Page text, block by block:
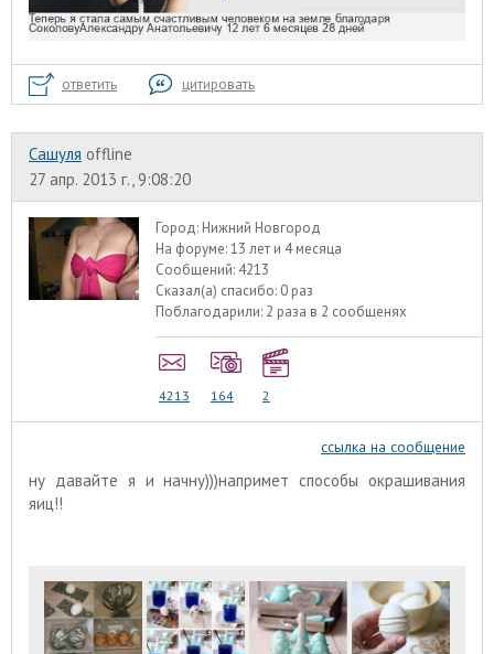
ответить цитировать
Сашуля offline
27 апр. 2013 г., 9:08:20
Город: Нижний Новгород
На форуме:13 лет и 4 месяца
Сообщений: 4213
Сказал(а) спасибо: 0 раз
Поблагодарили: 2 раза в 2 сообщенях
4213 164 2
ссылка на сообщение
ну давайте я и начну)))напримет способы окрашивания
яиц!!